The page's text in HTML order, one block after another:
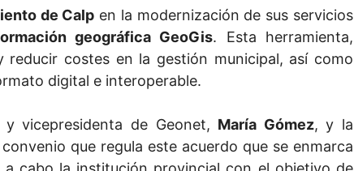
de Calp en la modernización de sus servicios
geográfica GeoGis. Esta herramienta,
costes en la gestión municipal, así como
digital e interoperable.
vicepresidenta de Geonet, María Gómez, y la
que regula este acuerdo que se enmarca